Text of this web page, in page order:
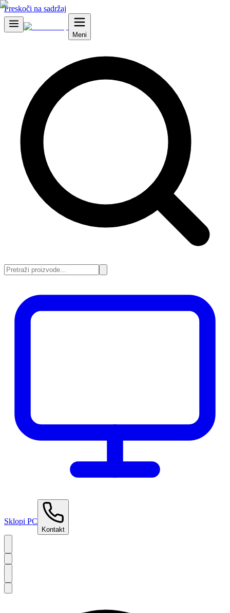
Preskoči na sadržaj
Meni
Sklopi PC
Kontakt